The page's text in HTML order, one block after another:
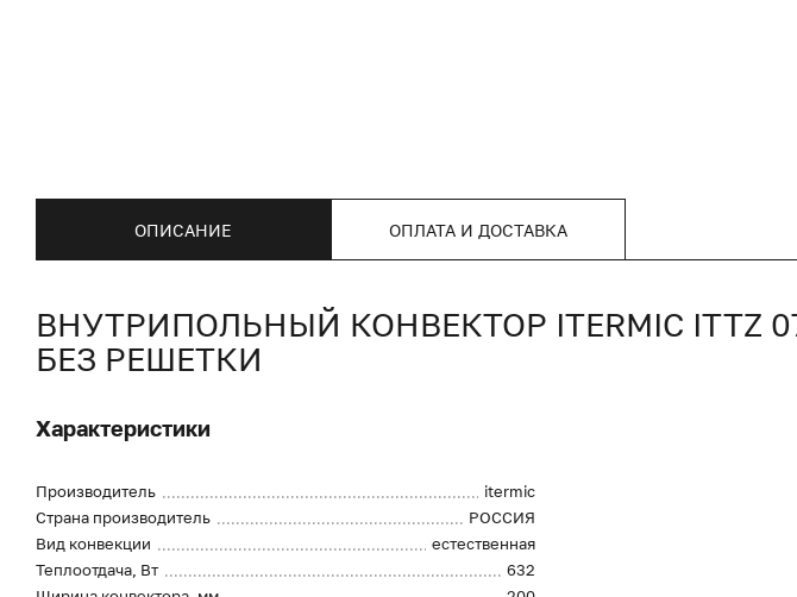
ОПИСАНИЕ ОПЛАТА И ДОСТАВКА
ВНУТРИПОЛЬНЫЙ КОНВЕКТОР ITERMIC ITTZ
БЕЗ РЕШЕТКИ
Характеристики
Производитель
itermic
Страна производитель
РОССИЯ
Вид конвекции
естественная
Теплоотдача, Вт
632